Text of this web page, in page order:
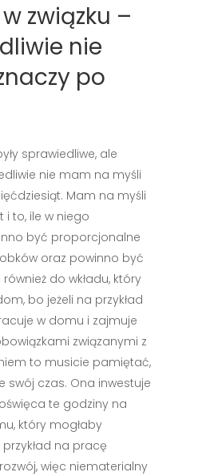
związku –
nie
po
sprawiedliwe, ale
nie mam na myśli
Mam na myśli
i to, ile w niego
być proporcjonalne
oraz powinno być
do wkładu, który
bo jeżeli na przykład
w domu i zajmuje
związanymi z
to musicie pamiętać,
swój czas. Ona inwestuje
te godziny na
który mogłaby
na pracę
więc niematerialny